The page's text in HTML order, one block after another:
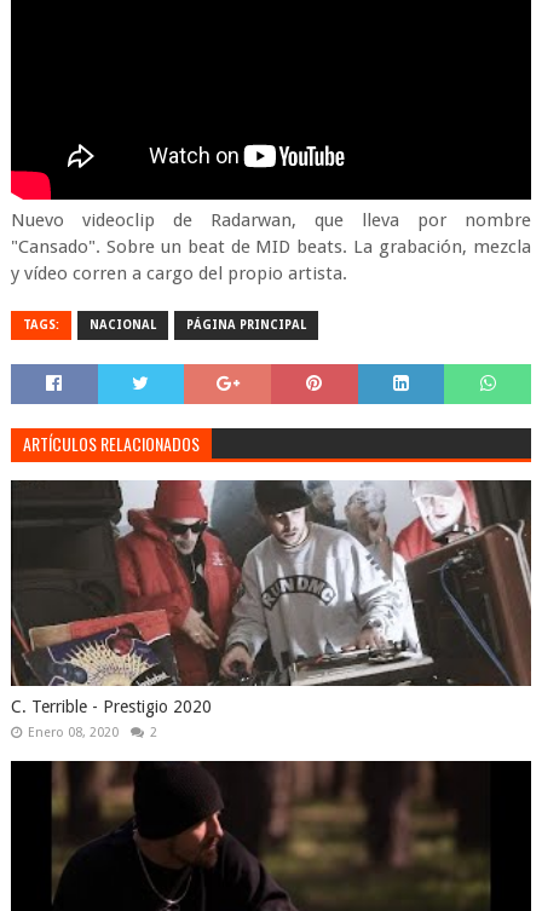
Nuevo videoclip de Radarwan, que lleva por nombre
"Cansado". Sobre un beat de MID beats. La grabación, mezcla
y vídeo corren a cargo del propio artista.
TAGS: NACIONAL PÁGINA PRINCIPAL
ARTÍCULOS RELACIONADOS
C. Terrible - Prestigio 2020
Enero 08, 2020 2